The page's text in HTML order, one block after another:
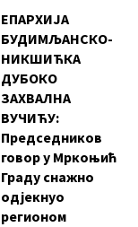
ЕПАРХИЈА
БУДИМЉАНСКО-
НИКШИЋКА
ДУБОКО
ЗАХВАЛНА
ВУЧИЋУ:
Председников
говор у Мркоњић
Граду снажно
одјекнуо
регионом